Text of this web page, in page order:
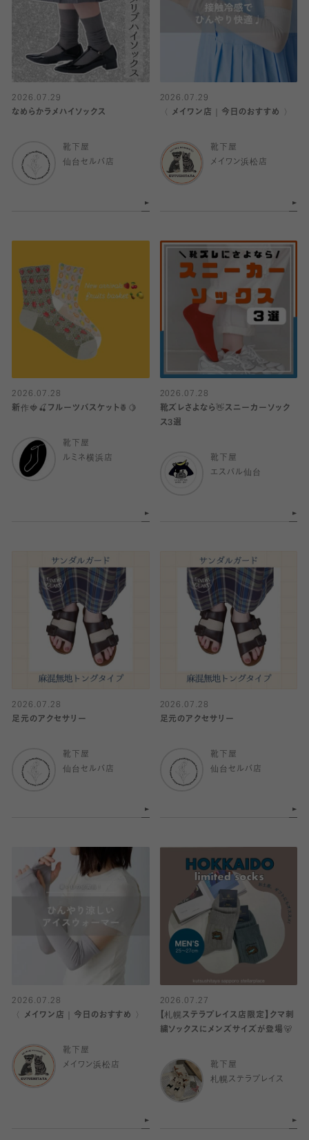
2026.07.29
なめらかラメハイソックス
靴下屋
仙台セルバ店
2026.07.29
〈 メイワン店｜今日のおすすめ 〉
靴下屋
メイワン浜松店
2026.07.28
新作🍓🍒フルーツバスケット🍍🍋
靴下屋
ルミネ横浜店
2026.07.28
靴ズレさよなら👋スニーカーソック
ス3選
靴下屋
エスパル仙台
2026.07.28
足元のアクセサリー
靴下屋
仙台セルバ店
2026.07.28
足元のアクセサリー
靴下屋
仙台セルバ店
2026.07.28
〈 メイワン店｜今日のおすすめ 〉
靴下屋
メイワン浜松店
2026.07.27
【札幌ステラプレイス店限定】クマ刺
繍ソックスにメンズサイズが登場🐻
靴下屋
札幌ステラプレイス